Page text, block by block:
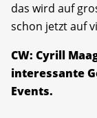
das wird auf
schon jetzt auf
CW: Cyrill
interessante
Events.